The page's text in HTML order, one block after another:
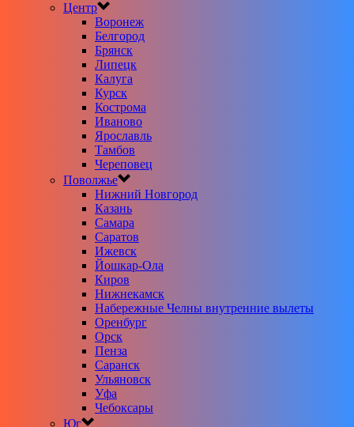
Центр
Воронеж
Белгород
Брянск
Липецк
Калуга
Курск
Кострома
Иваново
Ярославль
Тамбов
Череповец
Поволжье
Нижний Новгород
Казань
Самара
Саратов
Ижевск
Йошкар-Ола
Киров
Нижнекамск
Набережные Челны внутренние вылеты
Оренбург
Орск
Пенза
Саранск
Ульяновск
Уфа
Чебоксары
Юг